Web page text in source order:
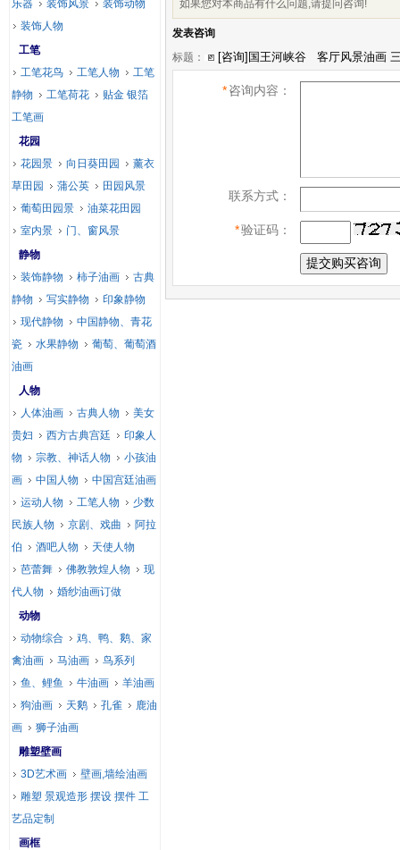
如果您对本商品有什么问题,请提问咨询!
发表咨询
标题：
*咨询内容：
联系方式：
*验证码：
乐器 装饰风景
装饰动物
装饰人物
工笔
工笔花鸟
工笔人物
工笔
静物
工笔荷花
贴金 银箔
工笔画
花园
花园景
向日葵田园
薰衣
草田园
蒲公英
田园风景
葡萄田园景
油菜花田园
室内景
门、窗风景
静物
装饰静物
柿子油画
古典
静物
写实静物
印象静物
现代静物
中国静物、青花
瓷
水果静物
葡萄、葡萄酒
油画
人物
人体油画
古典人物
美女
贵妇
西方古典宫廷
印象人
物
宗教、神话人物
小孩油
画
中国人物
中国宫廷油画
运动人物
工笔人物
少数
民族人物
京剧、戏曲
阿拉
伯
酒吧人物
天使人物
芭蕾舞
佛教敦煌人物
现
代人物
婚纱油画订做
动物
动物综合
鸡、鸭、鹅、家
禽油画
马油画
鸟系列
鱼、鲤鱼
牛油画
羊油画
狗油画
天鹅 孔雀
鹿油
画
狮子油画
雕塑壁画
3D艺术画
壁画,墙绘油画
雕塑 景观造形 摆设 摆件 工
艺品定制
画框